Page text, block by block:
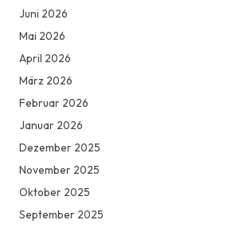
Juni 2026
Mai 2026
April 2026
März 2026
Februar 2026
Januar 2026
Dezember 2025
November 2025
Oktober 2025
September 2025